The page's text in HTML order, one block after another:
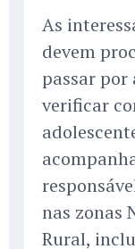
As
devem
passar
verificar
nas zonas
Rural,